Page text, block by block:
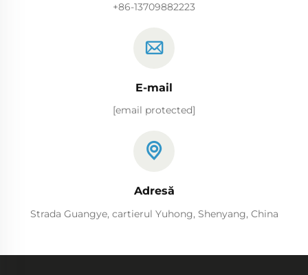
+86-13709882223
E-mail
[email protected]
Adresă
Strada Guangye, cartierul Yuhong, Shenyang, China